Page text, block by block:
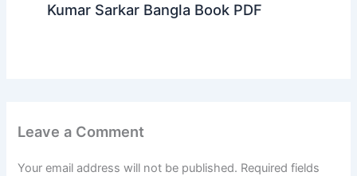
Kumar Sarkar Bangla Book PDF
Leave a Comment
Your email address will not be published. Required fields